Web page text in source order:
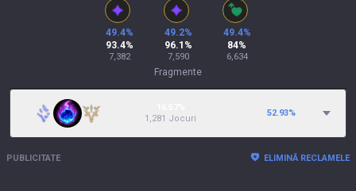
49.4%
93.4%
7,382
49.2%
96.1 %
7,590
49.4%
84%
6,634
Fragmente
1,281 Jocuri
52.93%
PUBLICITATE ELIMINĂ RECLAMELE